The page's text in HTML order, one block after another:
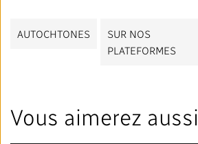
AUTOCHTONES
SUR NOS
PLATEFORMES
Vous aimerez aussi